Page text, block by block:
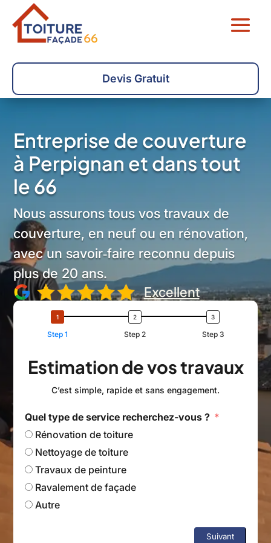
Devis Gratuit
Entreprise de couverture
à Perpignan et dans tout
le 66
Nous assurons tous vos travaux de
couverture, en neuf ou en rénovation,
avec un savoir‑faire reconnu depuis
plus de 20 ans.
Excellent
Step 1 Step 2 Step 3
Estimation de vos travaux
C’est simple, rapide et sans engagement.
Quel type de service recherchez-vous ?
Rénovation de toiture
Nettoyage de toiture
Travaux de peinture
Ravalement de façade
Autre
Suivant